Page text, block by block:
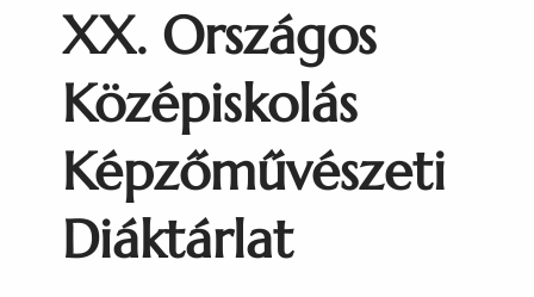
XX. Országos
Középiskolás
Képzőművészeti
Diáktárlat